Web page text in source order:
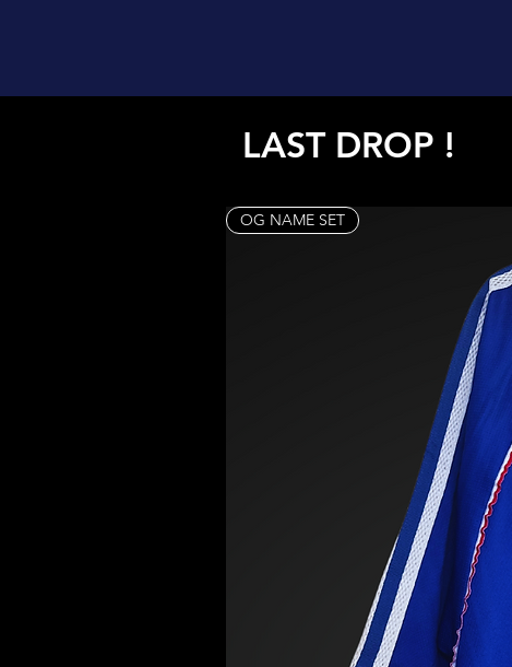
LAST DROP !
OG NAME SET